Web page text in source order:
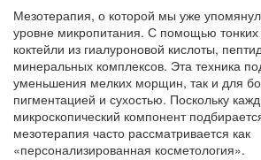
Мезотерапия, о которой мы уже
уровне микропитания. С помощью тонких
коктейли из гиалуроновой кислоты,
минеральных комплексов. Эта техника
уменьшения мелких морщин, так и для
пигментацией и сухостью. Поскольку
микроскопический компонент
мезотерапия часто рассматривается как
«персонализированная косметология».